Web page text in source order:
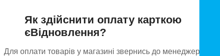
Як здійснити оплату карткою
єВідновлення?
Для оплати товарів у магазині звернись до менеджера, а